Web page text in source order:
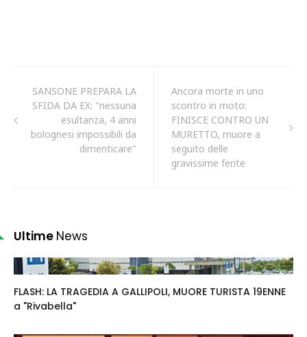
SANSONE PREPARA LA
SFIDA DA EX: "nessuna
esultanza, 4 anni
bolognesi impossibili da
dimenticare"
Ancora morte in uno
scontro in moto:
FINISCE CONTRO UN
MURETTO, muore a
seguito delle
gravissime ferite
Ultime News
FLASH: LA TRAGEDIA A GALLIPOLI, MUORE TURISTA 19ENNE
a "Rivabella"